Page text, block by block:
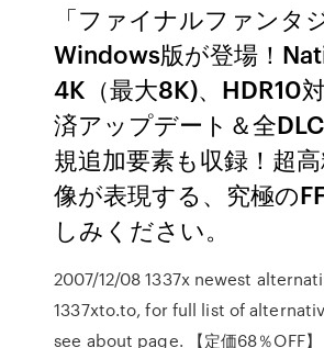
「ファイナルファンタ
Windows版が登場！
4K（最大8K)、HDR10
済アップデート＆全
規追加要素も収録！超
像が表現する、究極の
しみください。
2007/12/08 1337x newest
1337xto.to, for full list of
see about page. 【定価68％OFF】